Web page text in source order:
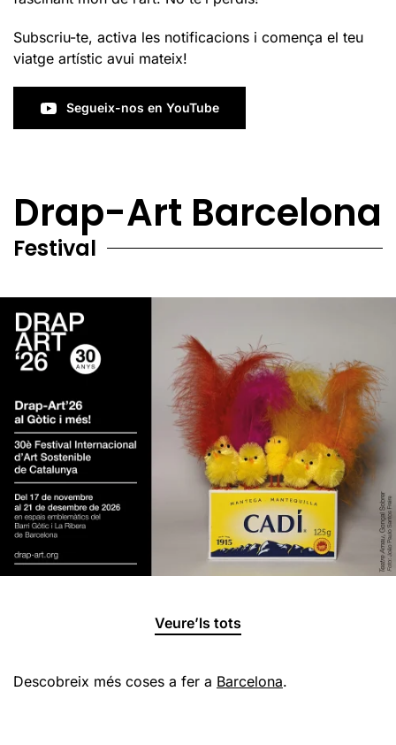
Subscriu-te, activa les notificacions i comença el teu
viatge artístic avui mateix!
Segueix-nos en YouTube
Drap-Art Barcelona
Festival
Veure’ls tots
Descobreix més coses a fer a Barcelona.